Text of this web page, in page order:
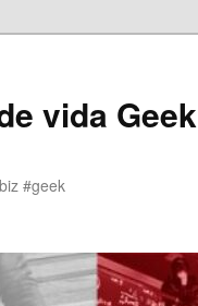
vida Geek
#geek